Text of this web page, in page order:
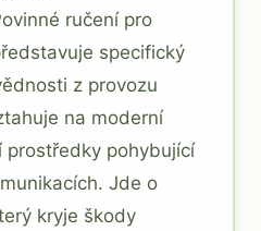
ručení pro
specifický
z provozu
na moderní
prostředky pohybující
Jde o
kryje škody